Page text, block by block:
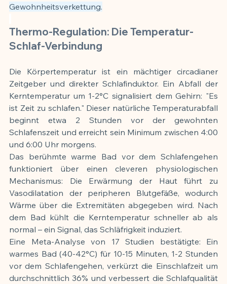
Gewohnheitsverkettung.
Thermo-Regulation: Die Temperatur-
Schlaf-Verbindung
Die Körpertemperatur ist ein mächtiger circadianer
Zeitgeber und direkter Schlafinduktor. Ein Abfall der
Kerntemperatur um 1-2°C signalisiert dem Gehirn: "Es
ist Zeit zu schlafen." Dieser natürliche Temperaturabfall
beginnt etwa 2 Stunden vor der gewohnten
Schlafenszeit und erreicht sein Minimum zwischen 4:00
und 6:00 Uhr morgens.
Das berühmte warme Bad vor dem Schlafengehen
funktioniert über einen cleveren physiologischen
Mechanismus: Die Erwärmung der Haut führt zu
Vasodilatation der peripheren Blutgefäße, wodurch
Wärme über die Extremitäten abgegeben wird. Nach
dem Bad kühlt die Kerntemperatur schneller ab als
normal – ein Signal, das Schläfrigkeit induziert.
Eine Meta-Analyse von 17 Studien bestätigte: Ein
warmes Bad (40-42°C) für 10-15 Minuten, 1-2 Stunden
vor dem Schlafengehen, verkürzt die Einschlafzeit um
durchschnittlich 36% und verbessert die Schlafqualität